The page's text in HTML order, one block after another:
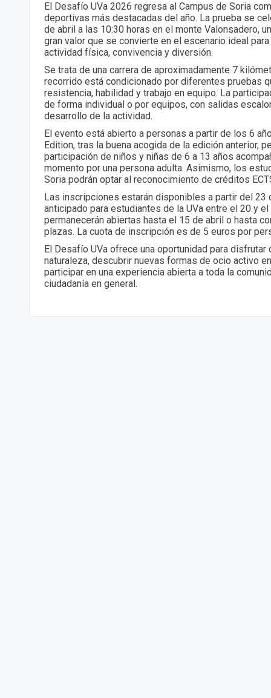
El Desafío UVa 2026 regresa al Campus de Soria
deportivas más destacadas del año. La prueba se
de abril a las 10:30 horas en el monte Valonsadero,
gran valor que se convierte en el escenario ideal para
actividad física, convivencia y diversión.
Se trata de una carrera de aproximadamente 7
recorrido está condicionado por diferentes pruebas
resistencia, habilidad y trabajo en equipo. La
de forma individual o por equipos, con salidas
desarrollo de la actividad.
El evento está abierto a personas a partir de los 6
Edition, tras la buena acogida de la edición anterior,
participación de niños y niñas de 6 a 13 años
momento por una persona adulta. Asimismo, los
Soria podrán optar al reconocimiento de créditos
Las inscripciones estarán disponibles a partir del 23
anticipado para estudiantes de la UVa entre el 20 y
permanecerán abiertas hasta el 15 de abril o hasta
plazas. La cuota de inscripción es de 5 euros por
El Desafío UVa ofrece una oportunidad para disfrutar
naturaleza, descubrir nuevas formas de ocio activo
participar en una experiencia abierta a toda la
ciudadanía en general.